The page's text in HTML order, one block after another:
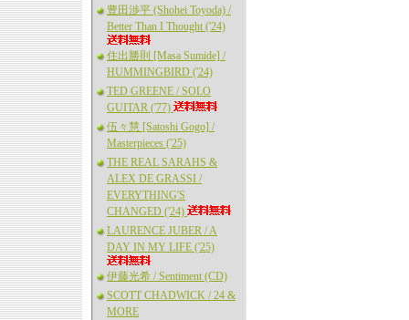
豊田渉平 (Shohei Toyoda) /
Better Than I Thought ('24)
住出勝則 [Masa Sumide] /
HUMMINGBIRD ('24)
TED GREENE / SOLO
GUITAR ('77)
伍々慧 [Satoshi Gogo] /
Masterpieces ('25)
THE REAL SARAHS &
ALEX DE GRASSI /
EVERYTHING'S
CHANGED ('24)
LAURENCE JUBER / A
DAY IN MY LIFE ('25)
伊藤光希 / Sentiment (CD)
SCOTT CHADWICK / 24 &
MORE